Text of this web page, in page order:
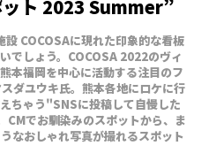
ット 2023 Summer”
COCOSAに現れた印象的な看板
でしょう。COCOSA 2022のヴィ
本福岡を中心に活動する注目のフ
ダユウキ氏。熊本各地にロケに行
ちゃう"SNSに投稿して自慢した
CMでお馴染みのスポットから、ま
なおしゃれ写真が撮れるスポット